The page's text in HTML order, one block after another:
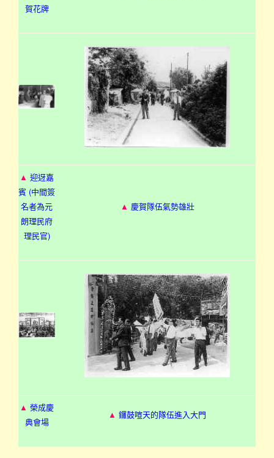
賀花牌
▲ 迎迓嘉
賓 (中間簽
名者為元
朗理民府
理民官)
▲ 慶賀隊伍氣勢雄壯
▲ 榮成慶
典會場
▲ 鑼鼓喧天的隊伍進入大門